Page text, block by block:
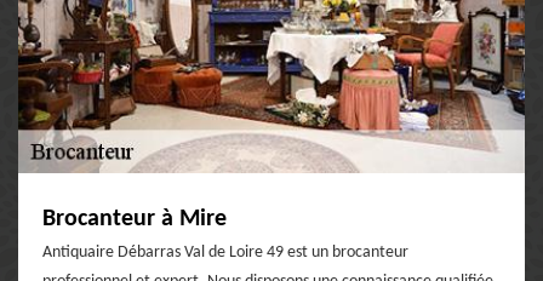
Brocanteur à Mire
Antiquaire Débarras Val de Loire 49 est un brocanteur